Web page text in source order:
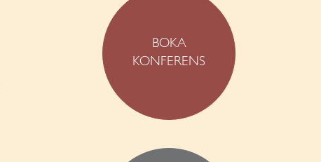
BOKA
KONFERENS